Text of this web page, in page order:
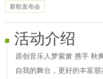
新歌发布会
活动介绍
原创音乐人梦紫箫 携手 秋
自我的舞台，更好的丰富